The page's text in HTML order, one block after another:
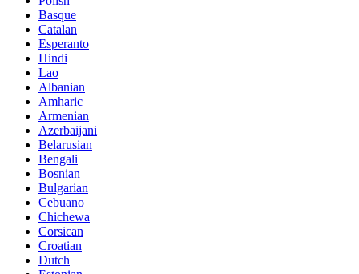
Basque
Catalan
Esperanto
Hindi
Lao
Albanian
Amharic
Armenian
Azerbaijani
Belarusian
Bengali
Bosnian
Bulgarian
Cebuano
Chichewa
Corsican
Croatian
Dutch